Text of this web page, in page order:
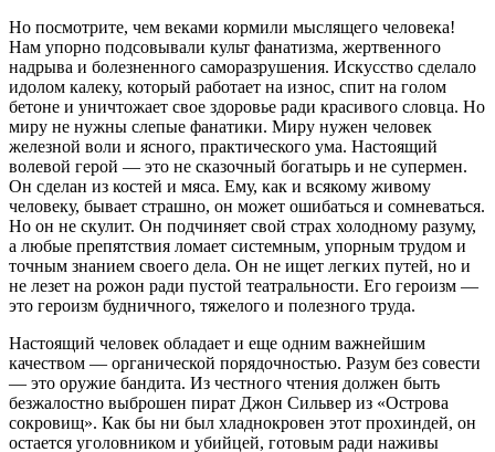
Но посмотрите, чем веками кормили мыслящего человека!
Нам упорно подсовывали культ фанатизма, жертвенного
надрыва и болезненного саморазрушения. Искусство сделало
идолом калеку, который работает на износ, спит на голом
бетоне и уничтожает свое здоровье ради красивого словца. Но
миру не нужны слепые фанатики. Миру нужен человек
железной воли и ясного, практического ума. Настоящий
волевой герой — это не сказочный богатырь и не супермен.
Он сделан из костей и мяса. Ему, как и всякому живому
человеку, бывает страшно, он может ошибаться и сомневаться.
Но он не скулит. Он подчиняет свой страх холодному разуму,
а любые препятствия ломает системным, упорным трудом и
точным знанием своего дела. Он не ищет легких путей, но и
не лезет на рожон ради пустой театральности. Его героизм —
это героизм будничного, тяжелого и полезного труда.
Настоящий человек обладает и еще одним важнейшим
качеством — органической порядочностью. Разум без совести
— это оружие бандита. Из честного чтения должен быть
безжалостно выброшен пират Джон Сильвер из «Острова
сокровищ». Как бы ни был хладнокровен этот прохиндей, он
остается уголовником и убийцей, готовым ради наживы